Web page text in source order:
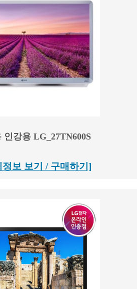
강용 LG_27TN600S
보 보기 / 구매하기]